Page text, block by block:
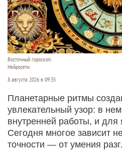
Восточный гороскоп.
Нейросети
8 августа 2026 в 09:35
Планетарные ритмы
увлекательный узор: в
внутренней работы, и
Сегодня многое зависит
точности — от умения